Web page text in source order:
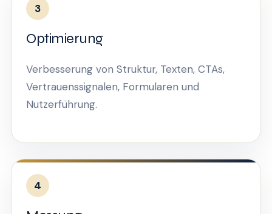
3
Optimierung
Verbesserung von Struktur, Texten, CTAs,
Vertrauenssignalen, Formularen und
Nutzerführung.
4